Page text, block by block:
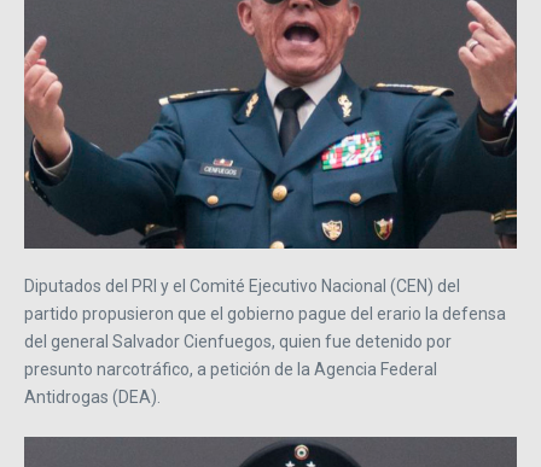
Diputados del PRI y el Comité Ejecutivo Nacional (CEN) del
partido propusieron que el gobierno pague del erario la defensa
del general Salvador Cienfuegos, quien fue detenido por
presunto narcotráfico, a petición de la Agencia Federal
Antidrogas (DEA).